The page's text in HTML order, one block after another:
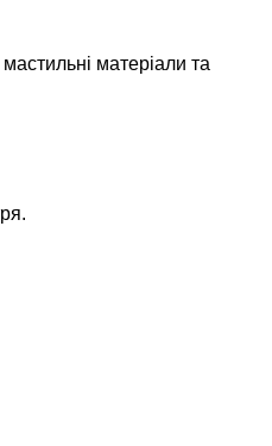
матеріали та